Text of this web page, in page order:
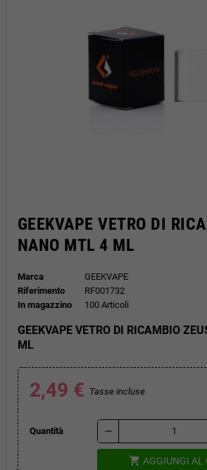
GEEKVAPE VETRO DI
NANO MTL 4 ML
Marca
GEEKVAPE
Riferimento
RF001732
In magazzino
100 Articoli
GEEKVAPE VETRO DI RICAMBIO
ML
2,49 € Tasse incluse
Quantità remove
shopping_cart AGGIUNGI AL